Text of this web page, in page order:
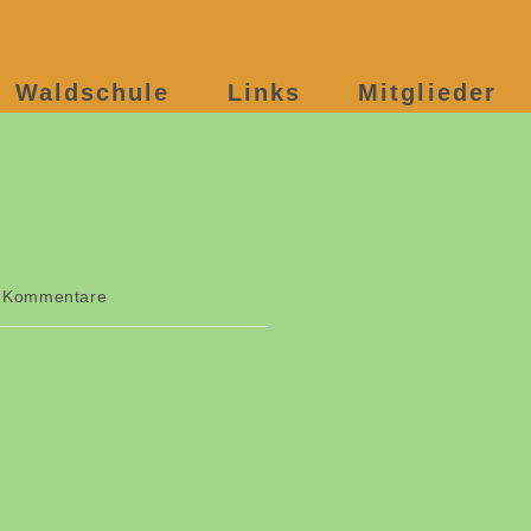
Waldschule Links Mitglieder